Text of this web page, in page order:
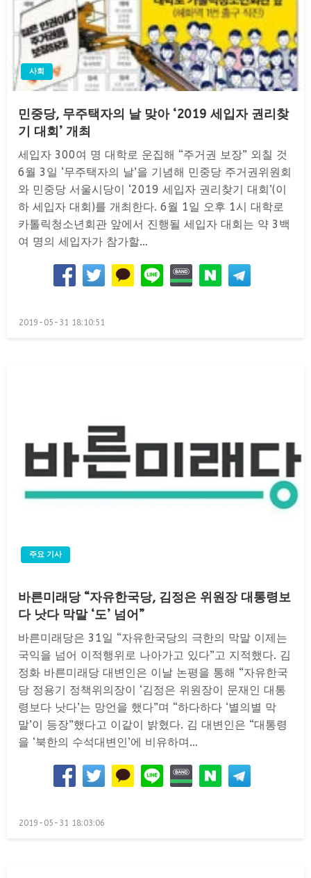
사회
민중당, 무주택자의 날 맞아 ‘2019 세입자 권리찾
기 대회’ 개최
세입자 300여 명 대학로 운집해 “주거권 보장” 외칠 것
6월 3일 ‘무주택자의 날’을 기념해 민중당 주거권위원회
와 민중당 서울시당이 ‘2019 세입자 권리찾기 대회’(이
하 세입자 대회)를 개최한다. 6월 1일 오후 1시 대학로
카톨릭청소년회관 앞에서 진행될 세입자 대회는 약 3백
여 명의 세입자가 참가할…
Posted
2019-05-31 18:10:51
주요 기사
바른미래당 “자유한국당, 김정은 위원장 대통령보
다 낫다 막말 ‘도’ 넘어”
바른미래당은 31일 “자유한국당의 극한의 막말 이제는
국익을 넘어 이적행위로 나아가고 있다”고 지적했다. 김
정화 바른미래당 대변인은 이날 논평을 통해 “자유한국
당 정용기 정책위의장이 ‘김정은 위원장이 문재인 대통
령보다 낫다’는 망언을 했다”며 “하다하다 ‘별의별 막
말’이 등장”했다고 이같이 밝혔다. 김 대변인은 “대통령
을 ‘북한의 수석대변인’에 비유하며…
Posted
2019-05-31 18:03:06